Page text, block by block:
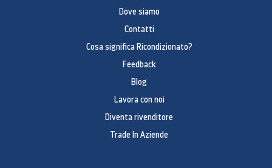
Dove siamo
Contatti
Cosa significa Ricondizionato?
Feedback
Blog
Lavora con noi
Diventa rivenditore
Trade In Aziende